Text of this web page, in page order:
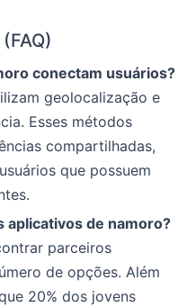
conectam usuários?
geolocalização e
Esses métodos
compartilhadas,
que possuem
aplicativos de namoro?
parceiros
de opções. Além
20% dos jovens